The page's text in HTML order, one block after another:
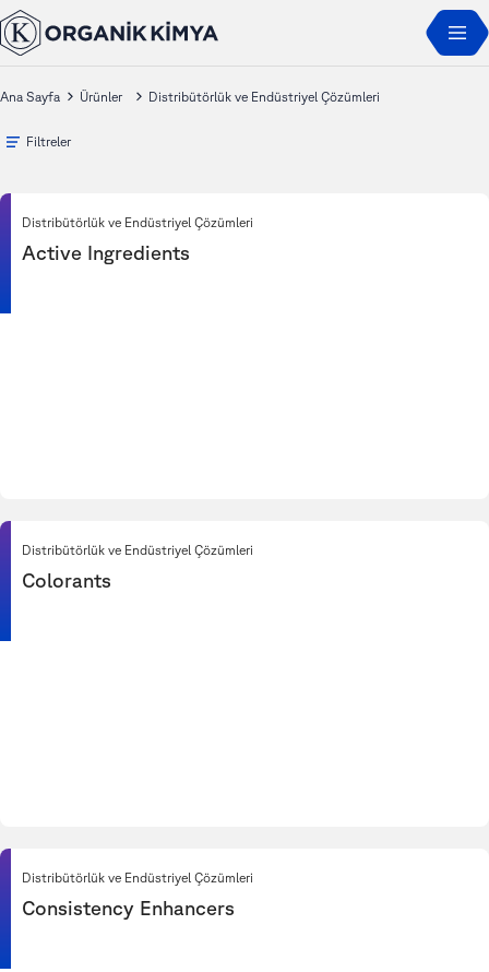
Ana Sayfa Ürünler Distribütörlük ve Endüstriyel Çözümleri
Filtreler
Distribütörlük ve Endüstriyel Çözümleri
Active Ingredients
Distribütörlük ve Endüstriyel Çözümleri
Colorants
Distribütörlük ve Endüstriyel Çözümleri
Consistency Enhancers